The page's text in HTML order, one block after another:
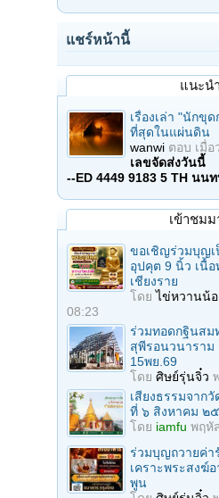
แชร์หน้านี้
แนะนำ
เรื่องเล่า "นักขุ
ที่สุดในแผ่นดิน
wanwi ตอบ เมื่
เลขจัดส่งวันนี้
--ED 4449 9183 5 TH นน
เข้าชมม
ขอเชิญร่วมบุญเ
อุปคุต 9 นิ้ว เนื้อ
เชียงราย
โดยไข่หวานน้อ
08:23
ร่วมทอดกฐินสม
สุพีรอนวนาราม
15พย.69
โดย ศิษย์รุ่นจิ๋ว
เสียงธรรมจาก
ที่ ๖ สิงหาคม ๒
โดย iamfu พฤหั
ร่วมบุญถวายค่า
เคราะพระสงฆ์
พูน